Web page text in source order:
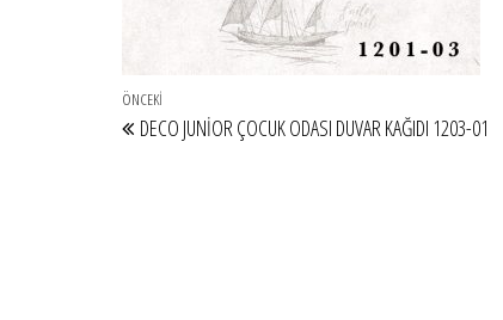
Yazı gezinmesi
Önceki Yazı
ÖNCEKI
DECO JUNİOR ÇOCUK ODASI DUVAR KAĞIDI 1203-01